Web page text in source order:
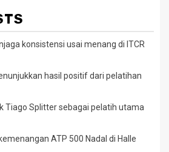
konsistensi usai menang di ITCR
hasil positif dari pelatihan
Tiago Splitter sebagai pelatih utama
ATP 500 Nadal di Halle